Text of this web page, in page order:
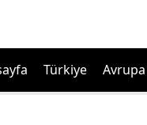
Türkiye Avrupa